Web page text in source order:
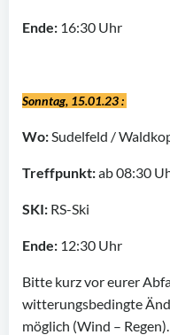
Ende: 16:30 Uhr
Sonntag, 15.01.23 :
Wo:Sudelfeld /
Treffpunkt:ab 08:30
SKI: RS-Ski
Ende: 12:30 Uhr
Bitte kurz vor eurer
witterungsbedingte
möglich (Wind – Regen).